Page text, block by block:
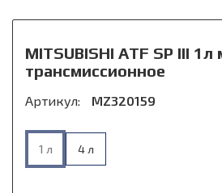
MITSUBISHI ATF SP III 1л
трансмиссионное
Артикул: MZ320159
1 л 4 л